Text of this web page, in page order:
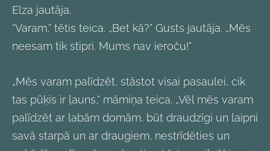
Elza jautāja.
“Varam,” tētis teica. „Bet kā?” Gusts jautāja. „Mēs
neesam tik stipri. Mums nav ieroču!”
„Mēs varam palīdzēt, stāstot visai pasaulei, cik
tas pūķis ir ļauns,” māmiņa teica. „Vēl mēs varam
palīdzēt ar labām domām, būt draudzīgi un laipni
savā starpā un ar draugiem, nestrīdēties un